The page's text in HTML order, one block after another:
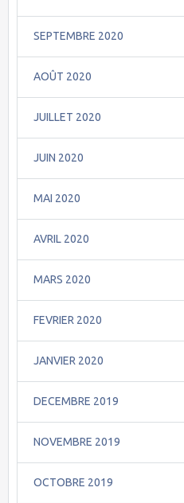
SEPTEMBRE 2020
AOÛT 2020
JUILLET 2020
JUIN 2020
MAI 2020
AVRIL 2020
MARS 2020
FEVRIER 2020
JANVIER 2020
DECEMBRE 2019
NOVEMBRE 2019
OCTOBRE 2019